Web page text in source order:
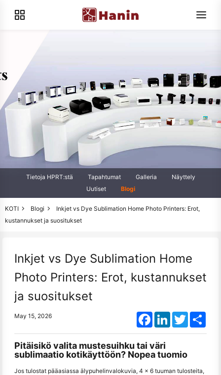
Tietoja HPRT:stä Tapahtumat Galleria
Näyttely
Uutiset
Blogi
KOTI Blogi
Inkjet vs Dye Sublimation Home Photo Printers: Erot,
kustannukset ja suositukset
Inkjet vs Dye Sublimation Home
Photo Printers: Erot, kustannukset
ja suositukset
May 15, 2026 FacebookLinkedInTwitter
Pitäisikö valita mustesuihku tai väri
sublimaatio kotikäyttöön? Nopea tuomio
Jos tulostat pääasiassa älypuhelinvalokuvia, 4 × 6 tuuman tulosteita,